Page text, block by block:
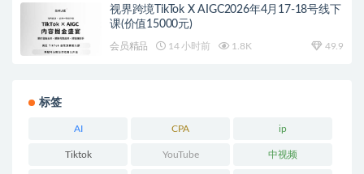
视界跨境TikTok X AIGC2026年4月17-18号线下
课(价值15000元)
会员精品 14 小时前 1.8K 49.9
标签
AI CPA ip
Tiktok YouTube 中视频